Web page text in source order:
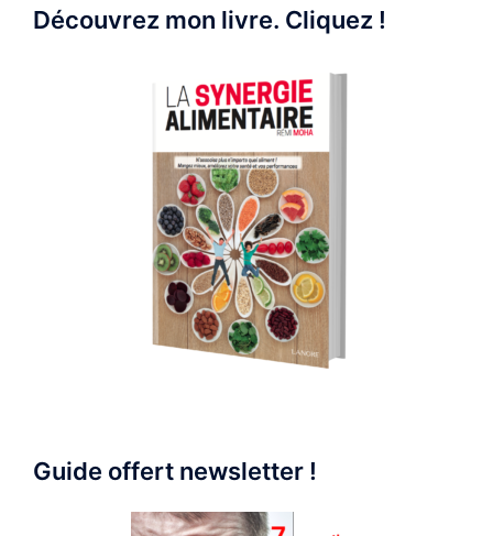
Découvrez mon livre. Cliquez !
Guide offert newsletter !